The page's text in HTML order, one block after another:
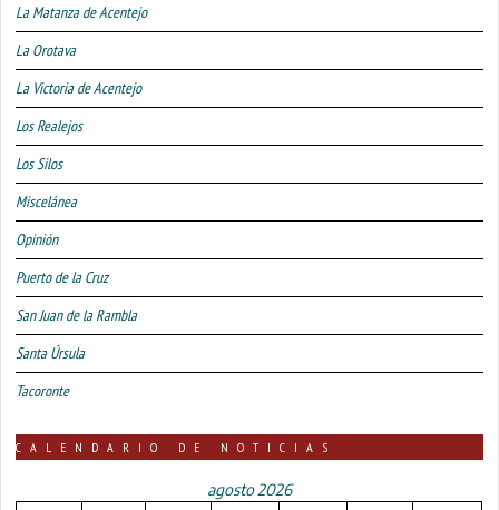
La Matanza de Acentejo
La Orotava
La Victoria de Acentejo
Los Realejos
Los Silos
Miscelánea
Opinión
Puerto de la Cruz
San Juan de la Rambla
Santa Úrsula
Tacoronte
CALENDARIO DE NOTICIAS
agosto 2026